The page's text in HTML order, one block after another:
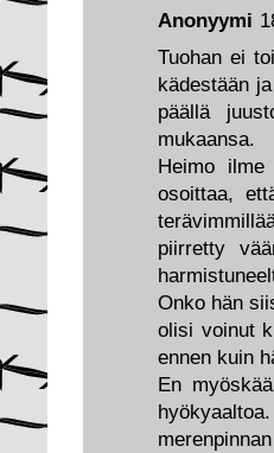
Anonyymi
Tuohan ei
kädestään
päällä
mukaansa.
Heimo
osoittaa,
piirretty
Onko hän
olisi voinut
ennen kuin
En